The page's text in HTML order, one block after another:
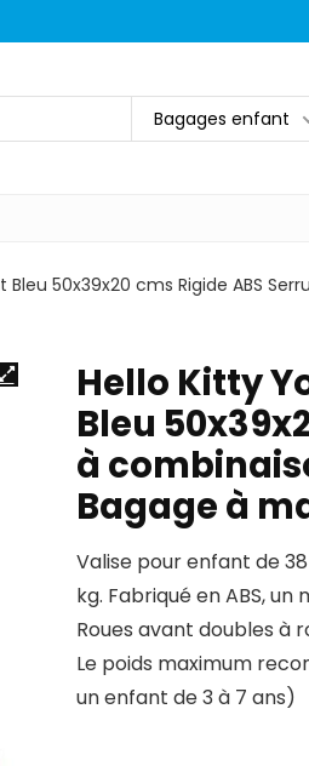
Bagages enfant
50x39x20 cms Rigide ABS
Hello Kitty
Bleu
à
Bagage à
Valise pour enfant de
kg. Fabriqué en ABS,
Roues avant doubles à
Le poids maximum
un enfant de 3 à 7 ans)